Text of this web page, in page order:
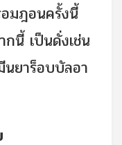
มฎอนครั้งนี้
กนี้ เป็นดั่งเช่น
ยาร็อบบัลอา